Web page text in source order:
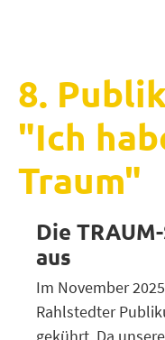
8.
"Ich
Traum"
Die
aus
Im November
Rahlstedter